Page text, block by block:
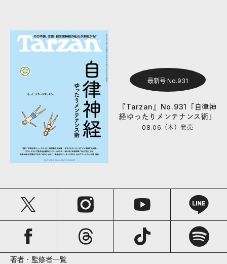
最新号 No.931
『Tarzan』No.931「自律神
経ゆったりメンテナンス術」
08.06（木）発売
著者・監修者一覧